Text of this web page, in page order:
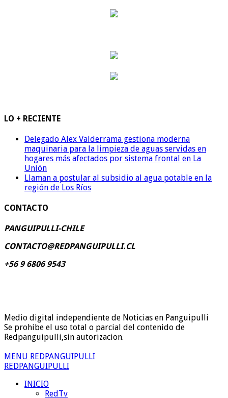
LO + RECIENTE
Delegado Alex Valderrama gestiona moderna
maquinaria para la limpieza de aguas servidas en
hogares más afectados por sistema frontal en La
Unión
Llaman a postular al subsidio al agua potable en la
región de Los Ríos
CONTACTO
PANGUIPULLI-CHILE
CONTACTO@REDPANGUIPULLI.CL
+56 9 6806 9543
Medio digital independiente de Noticias en Panguipulli
Se prohibe el uso total o parcial del contenido de
Redpanguipulli,sin autorizacion.
MENU REDPANGUIPULLI
REDPANGUIPULLI
INICIO
RedTv